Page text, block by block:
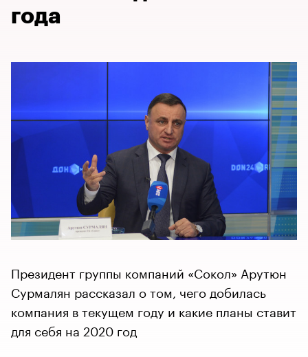
года
Президент группы компаний «Сокол» Арутюн
Сурмалян рассказал о том, чего добилась
компания в текущем году и какие планы ставит
для себя на 2020 год